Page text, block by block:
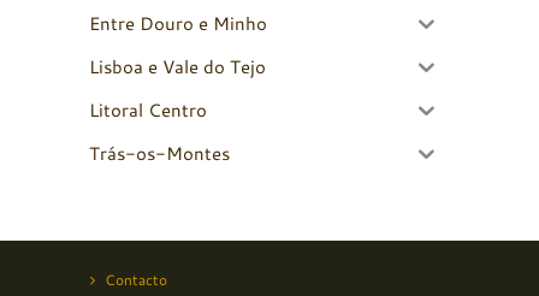
Entre Douro e Minho
Lisboa e Vale do Tejo
Litoral Centro
Trás-os-Montes
Contacto